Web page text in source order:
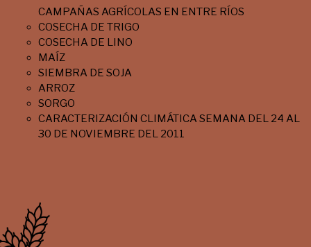
CAMPAÑAS AGRÍCOLAS EN ENTRE RÍOS
COSECHA DE TRIGO
COSECHA DE LINO
MAÍZ
SIEMBRA DE SOJA
ARROZ
SORGO
CARACTERIZACIÓN CLIMÁTICA SEMANA DEL 24 AL
30 DE NOVIEMBRE DEL 2011